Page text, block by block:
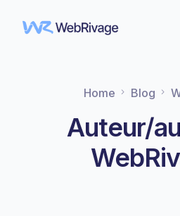
Home Blog
Auteur/